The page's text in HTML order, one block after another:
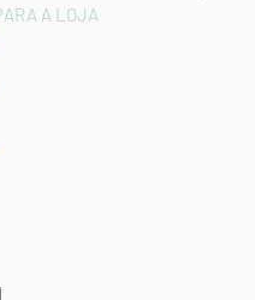
A LOJA